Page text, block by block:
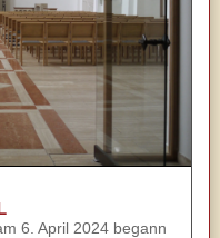
6. April 2024 begann